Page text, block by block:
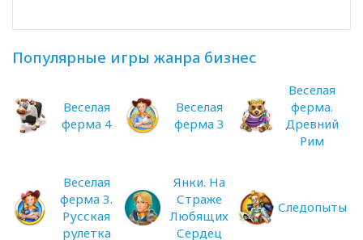
Популярные игры жанра бизнес
Веселая
ферма 4
Веселая
ферма 3
Веселая
ферма.
Древний
Рим
Веселая
ферма 3.
Русская
рулетка
Янки. На
Страже
Любящих
Сердец
Следопыты